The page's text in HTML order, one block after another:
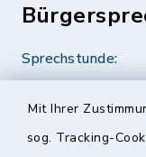
Mit Ihrer
sog. Tracking-
Sprechstunde: